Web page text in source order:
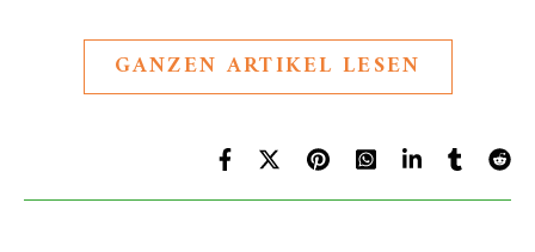
GANZEN ARTIKEL LESEN